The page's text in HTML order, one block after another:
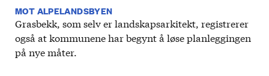
MOT ALPELANDSBYEN
Grasbekk, som selv er landskapsarkitekt, registrerer
også at kommunene har begynt å løse planleggingen
på nye måter.